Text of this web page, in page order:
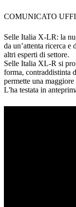
COMUNICATO
Selle Italia X-LR: la
da un’attenta ricerca
altri esperti di settore.
Selle Italia XL-R si
forma, contraddistinta
permette una
L'ha testata in